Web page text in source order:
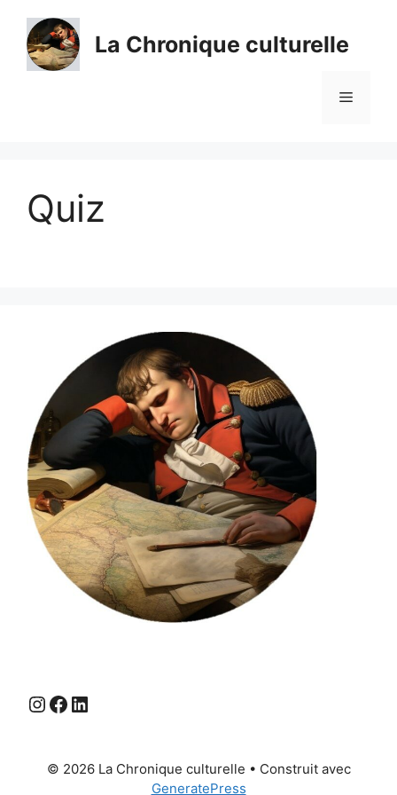
contenu
La Chronique culturelle
Menu
Quiz
Instagram
Facebook
LinkedIn
© 2026 La Chronique culturelle • Construit avec
GeneratePress